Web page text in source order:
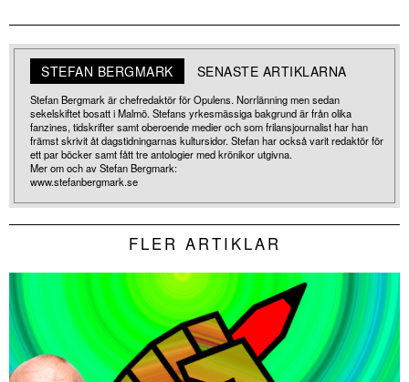
STEFAN BERGMARK SENASTE ARTIKLARNA
Stefan Bergmark är chefredaktör för Opulens. Norrlänning men sedan
sekelskiftet bosatt i Malmö. Stefans yrkesmässiga bakgrund är från olika
fanzines, tidskrifter samt oberoende medier och som frilansjournalist har han
främst skrivit åt dagstidningarnas kultursidor. Stefan har också varit redaktör för
ett par böcker samt fått tre antologier med krönikor utgivna.
Mer om och av Stefan Bergmark:
www.stefanbergmark.se
FLER ARTIKLAR